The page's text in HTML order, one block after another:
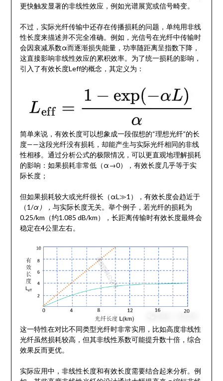
更快触发显著的非线性效应，例如光谱展宽或信号畸变。
不过，实际光纤传输中还存在传播损耗的问题，单纯用非线
性长度来描述并不完全准确。例如，光信号在光纤中传输时
会因衰减系数α而逐渐损失能量，功率随距离呈指数下降，
这直接影响非线性效应的累积效率。为了统一损耗的影响，
引入了有效长度Leff的概念，其定义为：
简单来说，有效长度可以想象成一段假想的“理想光纤”的长
度——这段光纤没有损耗，却能产生与实际光纤相同的非线
性相移。通过分析公式的极限情况，可以更直观地理解损耗
的影响：如果损耗非常低（α→0），有效长度几乎等于实
际长度；
但如果损耗较大或光纤很长（αL≫1），有效长度会趋近于
（1/α）， 与实际长度无关。举个例子，若光纤的损耗为
0.25/km（约1.085 dB/km），长距离传输时有效长度最终会
稳定在4公里左右。
这一特性在对比不同类型光纤时非常实用，比如高度非线性
光纤虽然损耗较高，但其非线性系数可能提升数十倍，综合
效果反而更优。
实际应用中，非线性长度和有效长度需要结合起来分析。例